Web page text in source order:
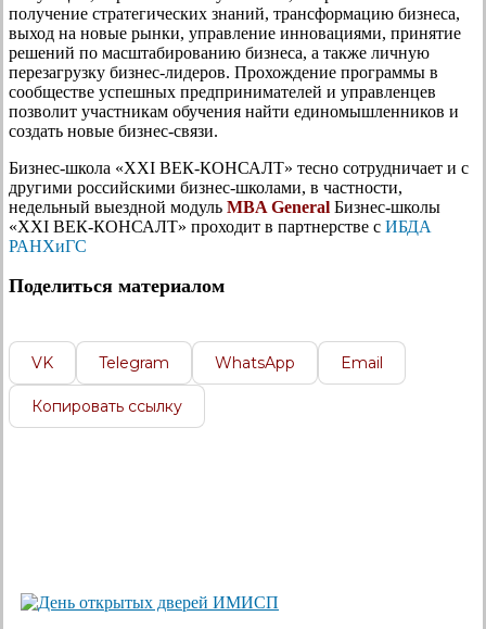
получение стратегических знаний, трансформацию бизнеса,
выход на новые рынки, управление инновациями, принятие
решений по масштабированию бизнеса, а также личную
перезагрузку бизнес-лидеров. Прохождение программы в
сообществе успешных предпринимателей и управленцев
позволит участникам обучения найти единомышленников и
создать новые бизнес-связи.
Бизнес-школа «XXI ВЕК-КОНСАЛТ» тесно сотрудничает и с
другими российскими бизнес-школами, в частности,
недельный выездной модуль MBA General Бизнес-школы
«XXI ВЕК-КОНСАЛТ» проходит в партнерстве с ИБДА
РАНХиГС
Поделиться материалом
VK Telegram WhatsApp Email
Копировать ссылку